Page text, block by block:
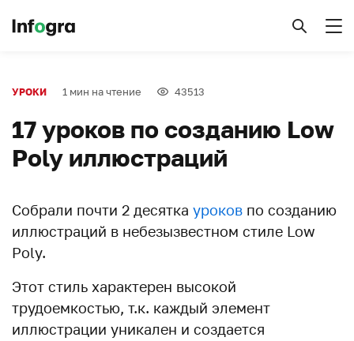
УРОКИ 1 мин на чтение 43513
17 уроков по созданию Low
Poly иллюстраций
Собрали почти 2 десятка уроков по созданию
иллюстраций в небезызвестном стиле Low
Poly.
Этот стиль характерен высокой
трудоемкостью, т.к. каждый элемент
иллюстрации уникален и создается